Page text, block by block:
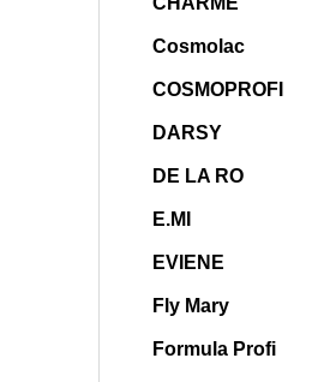
Cosmolac
COSMOPROFI
DARSY
DE LA RO
E.MI
EVIENE
Fly Mary
Formula Profi